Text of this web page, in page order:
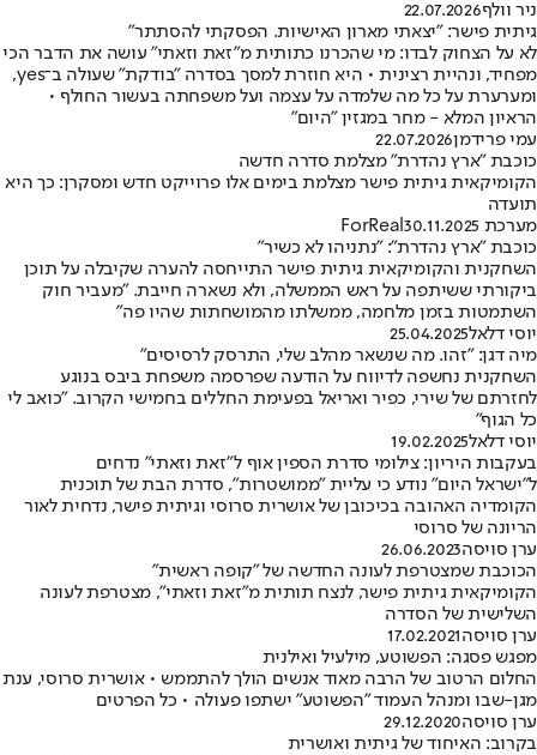
ניר וולף22.07.2026
גיתית פישר: "יצאתי מארון האישיות. הפסקתי להסתתר"
לא על הצחוק לבדו: מי שהכרנו כתותית מ"זאת וזאתי" עושה את הדבר הכי
מפחיד, ונהיית רצינית • היא חוזרת למסך בסדרה "בודקת" שעולה ב־yes,
ומערערת על כל מה שלמדה על עצמה ועל משפחתה בעשור החולף •
הראיון המלא - מחר במגזין "היום"
עמי פרידמן22.07.2026
כוכבת "ארץ נהדרת" מצלמת סדרה חדשה
הקומיקאית גיתית פישר מצלמת בימים אלו פרוייקט חדש ומסקרן: כך היא
תועדה
מערכת ForReal 30.11.2025
כוכבת "ארץ נהדרת": "נתניהו לא כשיר"
השחקנית והקומיקאית גיתית פישר התייחסה להערה שקיבלה על תוכן
ביקורתי ששיתפה על ראש הממשלה, ולא נשארה חייבת. "מעביר חוק
השתמטות בזמן מלחמה, ממשלתו מהמושחתות שהיו פה"
יוסי דלאל25.04.2025
מיה דגן: "זהו. מה שנשאר מהלב שלי, התרסק לרסיסים"
השחקנית נחשפה לדיווח על הודעה שפרסמה משפחת ביבס בנוגע
לחזרתם של שירי, כפיר ואריאל בפעימת החללים בחמישי הקרוב. "כואב לי
כל הגוף"
יוסי דלאל19.02.2025
בעקבות היריון: צילומי סדרת הספין אוף ל"זאת וזאתי" נדחים
ל"ישראל היום" נודע כי עליית "ממושטרות", סדרת הבת של תוכנית
הקומדיה האהובה בכיכובן של אושרית סרוסי וגיתית פישר, נדחית לאור
הריונה של סרוסי
ערן סויסה26.06.2023
הכוכבת שמצטרפת לעונה החדשה של "קופה ראשית"
הקומיקאית גיתית פישר, לנצח תותית מ"זאת וזאתי", מצטרפת לעונה
השלישית של הסדרה
ערן סויסה17.02.2021
מפגש פסגה: הפשוטע, מילעיל ואילנית
החלום הרטוב של הרבה מאוד אנשים הולך להתממש • אושרית סרוסי, ענת
מגן-שבו ומנהל העמוד "הפשוטע" ישתפו פעולה • כל הפרטים
ערן סויסה29.12.2020
בקרוב: האיחוד של גיתית ואושרית